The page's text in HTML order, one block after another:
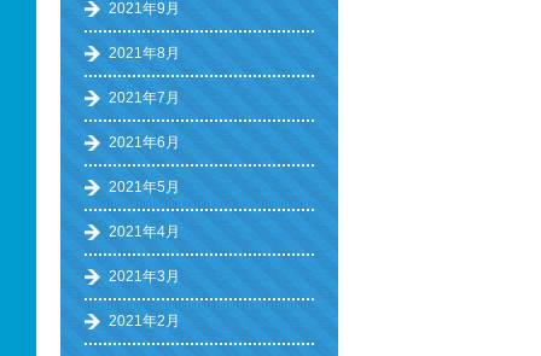
2021年9月
2021年8月
2021年7月
2021年6月
2021年5月
2021年4月
2021年3月
2021年2月